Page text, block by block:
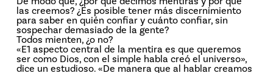
las creemos? ¿Es posible tener más discernimiento
para saber en quién confiar y cuánto confiar, sin
sospechar demasiado de la gente?
Todos mienten, ¿o no?
«E1 aspecto central de la mentira es que queremos
ser como Dios, con el simple habla creó el universo»,
dice un estudioso. «De manera que al hablar creamos